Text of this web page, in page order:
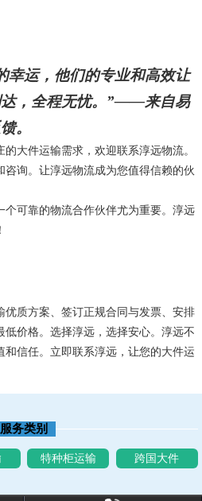
幸运，他们的专业和高效让
达，全程无忧。”——来自易
。
大件运输需求，欢迎联系淳远物流。
询。让淳远物流成为您值得信赖的伙
个可靠的物流合作伙伴尤为重要。淳远
优质方案、签订正规合同与发票、安排
价格。选择淳远，选择安心。淳远不
信任。立即联系淳远，让您的大件运
服务类别
特种柜运输 跨国大件